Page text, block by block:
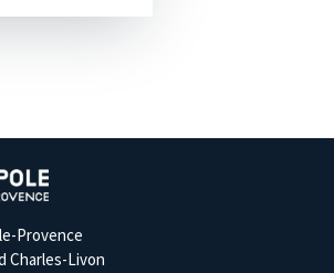
Provence
Charles-Livon